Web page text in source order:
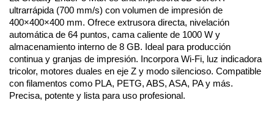
ultrarrápida (700 mm/s) con volumen de impresión de
400×400×400 mm. Ofrece extrusora directa, nivelación
automática de 64 puntos, cama caliente de 1000 W y
almacenamiento interno de 8 GB. Ideal para producción
continua y granjas de impresión. Incorpora Wi-Fi, luz indicadora
tricolor, motores duales en eje Z y modo silencioso. Compatible
con filamentos como PLA, PETG, ABS, ASA, PA y más.
Precisa, potente y lista para uso profesional.